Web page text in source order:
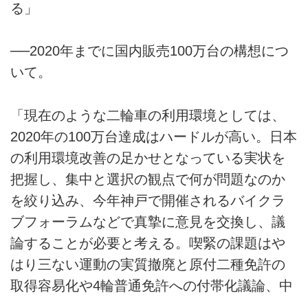
る」
──2020年までに国内販売100万台の構想につ
いて。
「現在のような二輪車の利用環境としては、
2020年の100万台達成はハードルが高い。日本
の利用環境改善の足かせとなっている実状を
把握し、集中と選択の観点で何が問題なのか
を絞り込み、今年神戸で開催されるバイクラ
ブフォーラムなどで真摯に意見を交換し、議
論することが必要と考える。喫緊の課題はや
はり三ない運動の実質撤廃と原付二種免許の
取得容易化や4輪普通免許への付帯化議論、中